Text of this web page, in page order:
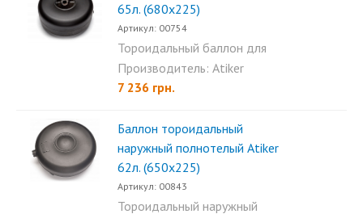
65л. (680х225)
Артикул: 00754
Тороидальный баллон для
пропана Atiker 65л
(680×225)...
Производитель: Atiker
7 236 грн.
Баллон тороидальный
наружный полнотелый Аtiker
62л. (650х225)
Артикул: 00843
Тороидальный наружный